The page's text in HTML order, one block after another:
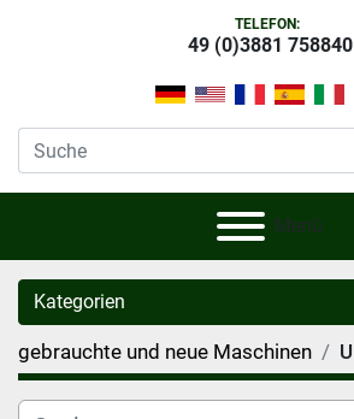
TELEFON:
49 (0)3881 758840
Menü
Kategorien
gebrauchte und neue Maschinen